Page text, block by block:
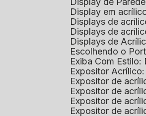
Display em
Displays de
Displays de
Displays de
Escolhendo o
Exiba Com
Expositor
Expositor de
Expositor de
Expositor de
Expositor de